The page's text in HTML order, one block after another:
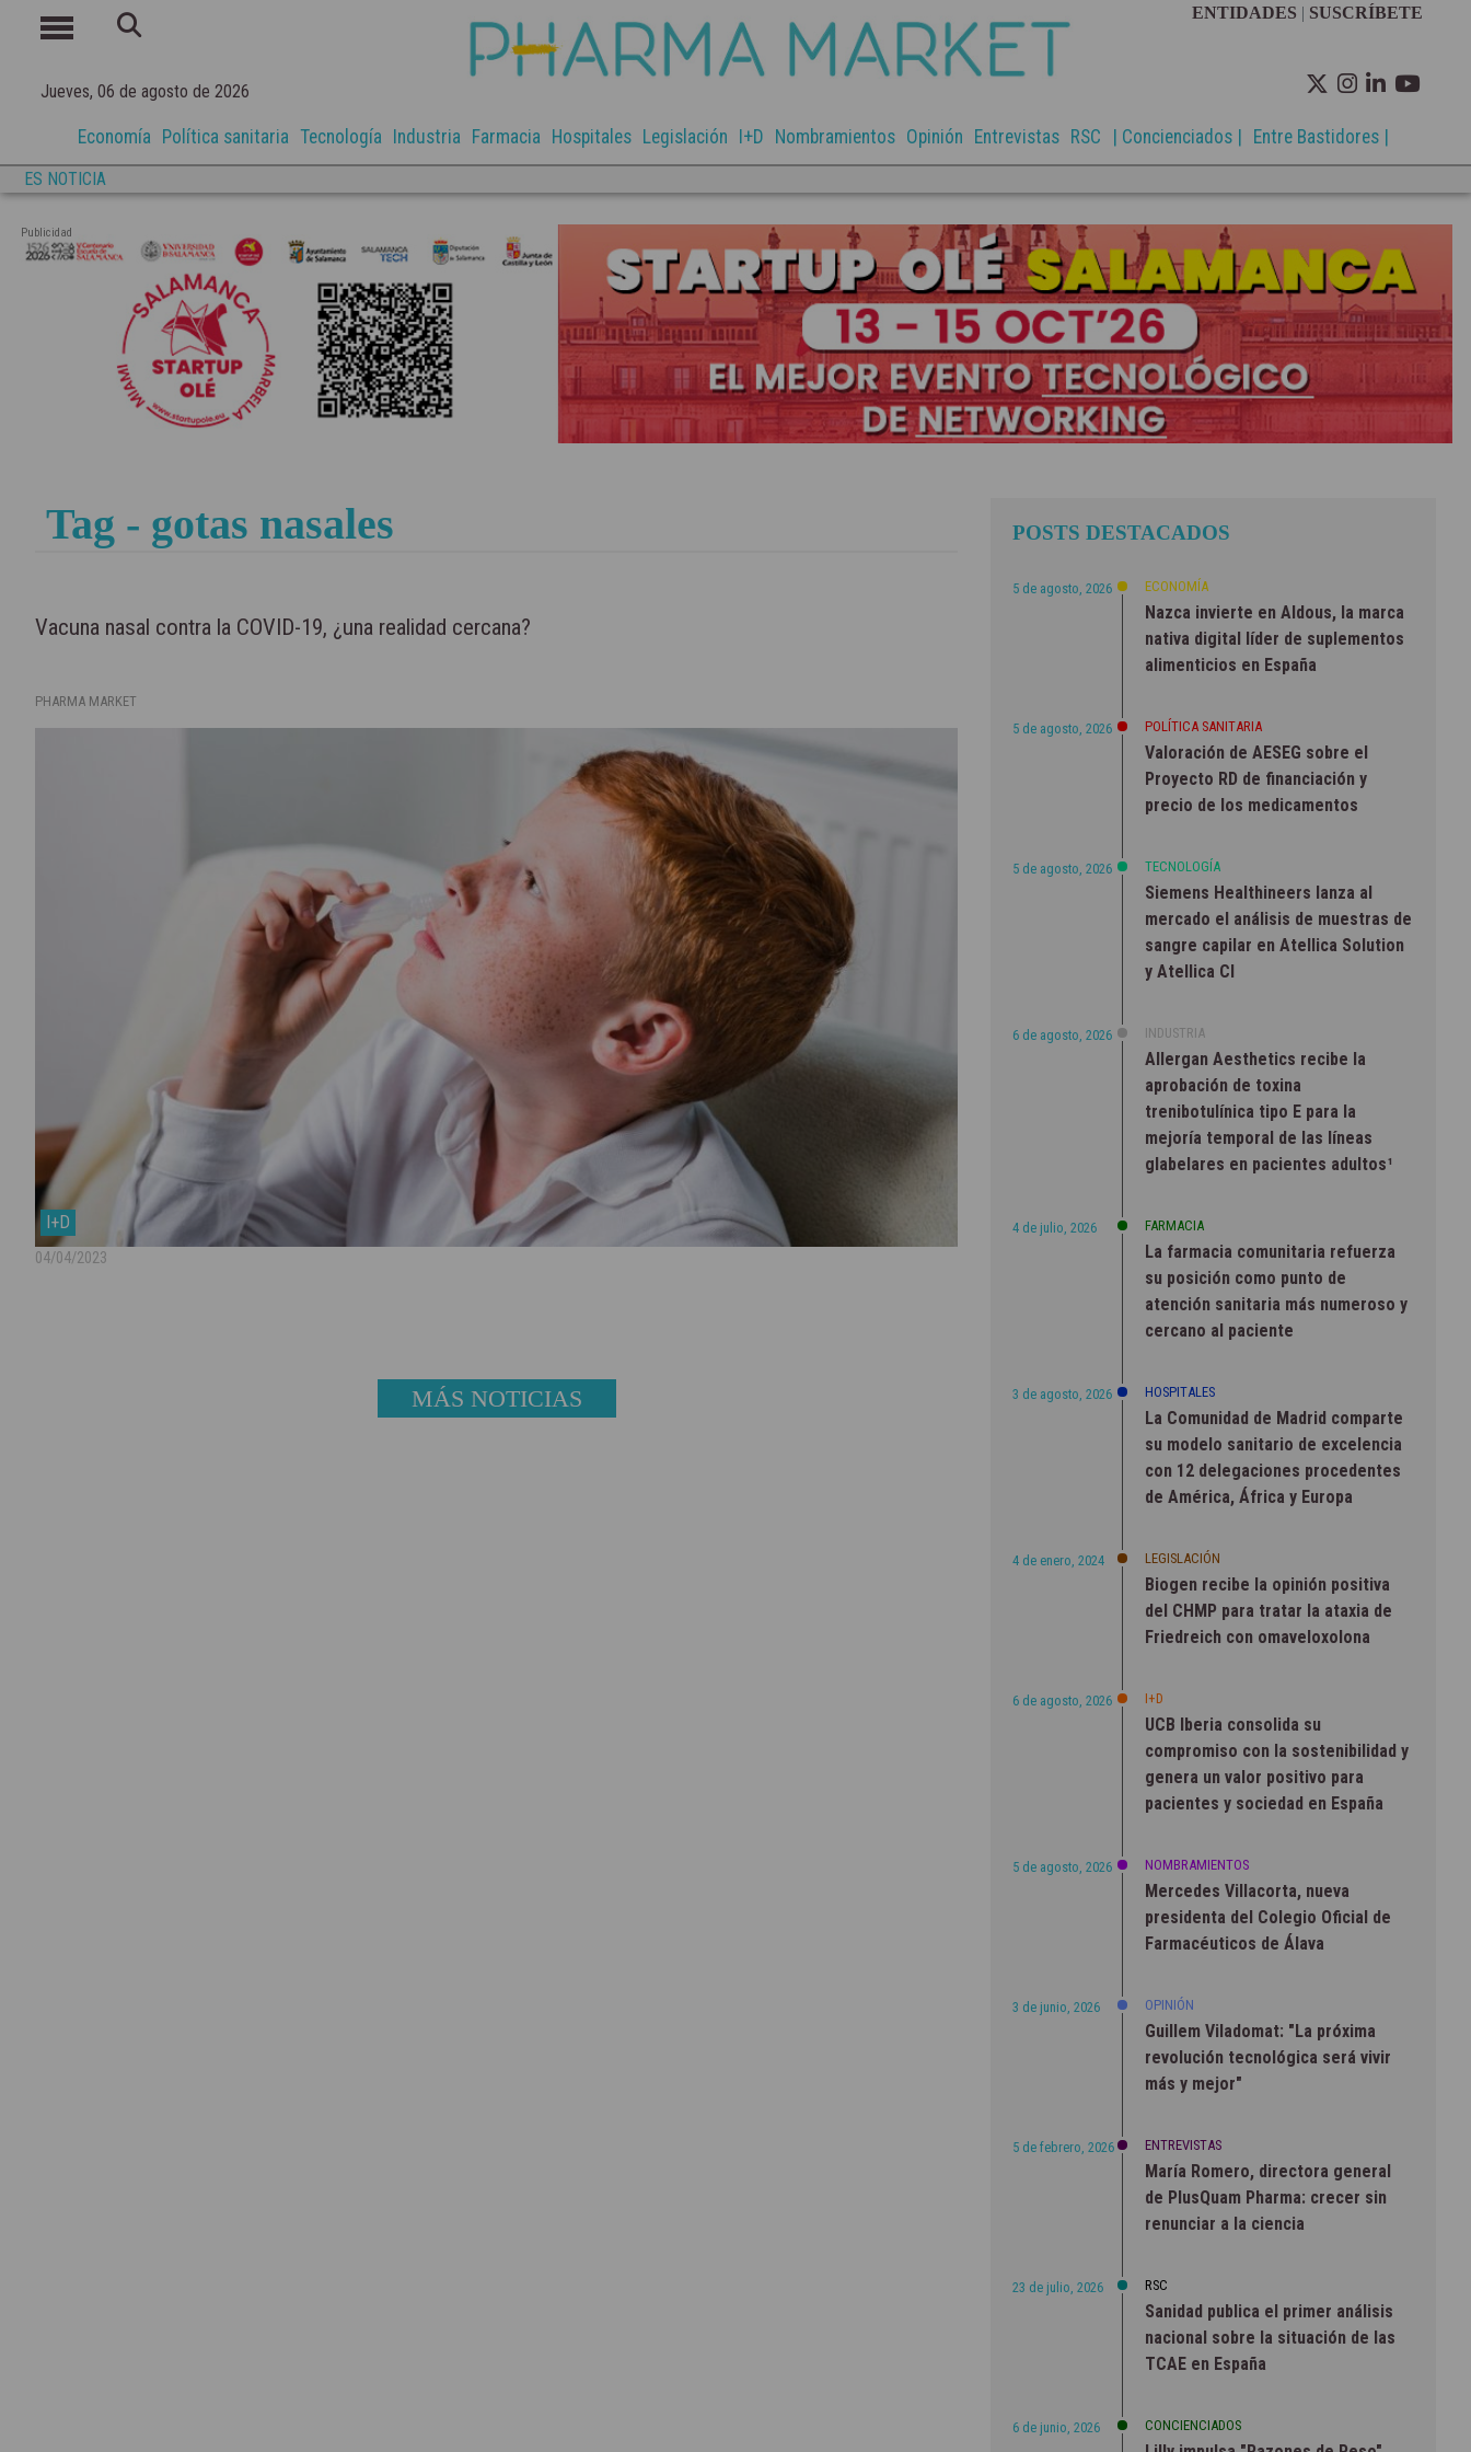
Jueves, 06 de agosto de 2026
ENTIDADES | SUSCRÍBETE
Economía Política sanitaria Tecnología Industria Farmacia Hospitales Legislación I+D Nombramientos Opinión Entrevistas RSC | Concienciados | Entre Bastidores |
ES NOTICIA
Publicidad
Tag - gotas nasales
Vacuna nasal contra la COVID-19, ¿una realidad cercana?
PHARMA MARKET
I+D
04/04/2023
MÁS NOTICIAS
POSTS DESTACADOS
5 de agosto, 2026 ECONOMÍA
Nazca invierte en Aldous, la marca
nativa digital líder de suplementos
alimenticios en España
5 de agosto, 2026 POLÍTICA SANITARIA
Valoración de AESEG sobre el
Proyecto RD de financiación y
precio de los medicamentos
5 de agosto, 2026 TECNOLOGÍA
Siemens Healthineers lanza al
mercado el análisis de muestras de
sangre capilar en Atellica Solution
y Atellica CI
6 de agosto, 2026 INDUSTRIA
Allergan Aesthetics recibe la
aprobación de toxina
trenibotulínica tipo E para la
mejoría temporal de las líneas
glabelares en pacientes adultos¹
4 de julio, 2026 FARMACIA
La farmacia comunitaria refuerza
su posición como punto de
atención sanitaria más numeroso y
cercano al paciente
3 de agosto, 2026 HOSPITALES
La Comunidad de Madrid comparte
su modelo sanitario de excelencia
con 12 delegaciones procedentes
de América, África y Europa
4 de enero, 2024 LEGISLACIÓN
Biogen recibe la opinión positiva
del CHMP para tratar la ataxia de
Friedreich con omaveloxolona
6 de agosto, 2026 I+D
UCB Iberia consolida su
compromiso con la sostenibilidad y
genera un valor positivo para
pacientes y sociedad en España
5 de agosto, 2026 NOMBRAMIENTOS
Mercedes Villacorta, nueva
presidenta del Colegio Oficial de
Farmacéuticos de Álava
3 de junio, 2026 OPINIÓN
Guillem Viladomat: "La próxima
revolución tecnológica será vivir
más y mejor"
5 de febrero, 2026 ENTREVISTAS
María Romero, directora general
de PlusQuam Pharma: crecer sin
renunciar a la ciencia
23 de julio, 2026 RSC
Sanidad publica el primer análisis
nacional sobre la situación de las
TCAE en España
6 de junio, 2026 CONCIENCIADOS